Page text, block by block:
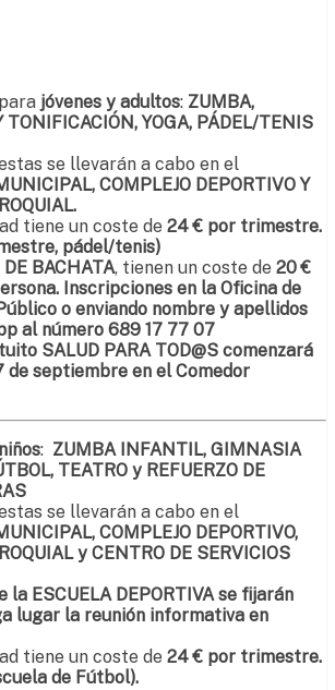
jóvenes y adultos: ZUMBA,
YOGA, PÁDEL/TENIS
se llevarán a cabo en el
COMPLEJO DEPORTIVO Y
tiene un coste de 24 € por trimestre.
pádel/tenis)
BACHATA, tienen un coste de 20 €
Inscripciones en la Oficina de
o enviando nombre y apellidos
al número 689 17 77 07
SALUD PARA TOD@S comenzará
de septiembre en el Comedor
niños: ZUMBA INFANTIL, GIMNASIA
TEATRO y REFUERZO DE
se llevarán a cabo en el
COMPLEJO DEPORTIVO,
y CENTRO DE SERVICIOS
la ESCUELA DEPORTIVA se fijarán
lugar la reunión informativa en
tiene un coste de 24 € por trimestre.
de Fútbol).